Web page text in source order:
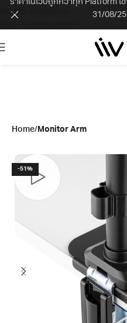
Skip to navigation
Home Monitor Arm
-51%
ราคาในเว็บถูกกว่าทุก Platform ใ
31/08/